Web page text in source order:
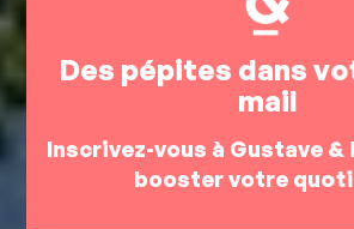
Des pépites dans
mail
Inscrivez-vous à Gustave &
booster votre